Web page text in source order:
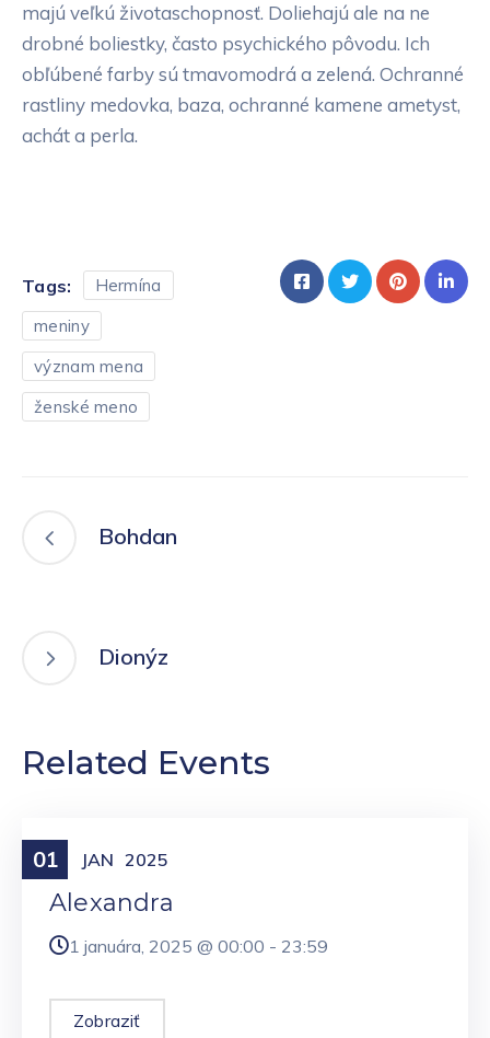
majú veľkú životaschopnosť. Doliehajú ale na ne
drobné boliestky, často psychického pôvodu. Ich
obľúbené farby sú tmavomodrá a zelená. Ochranné
rastliny medovka, baza, ochranné kamene ametyst,
achát a perla.
Tags:
Hermína
meniny
význam mena
ženské meno
Bohdan
Dionýz
Related Events
01 JAN 2025
Meniny
Alexandra
1 januára, 2025 @ 00:00 - 23:59
Zobraziť